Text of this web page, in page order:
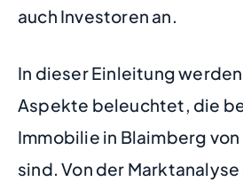
auch Investoren an.
In dieser Einleitung
Aspekte beleuchtet, die
Immobilie in Blaimberg
sind. Von der